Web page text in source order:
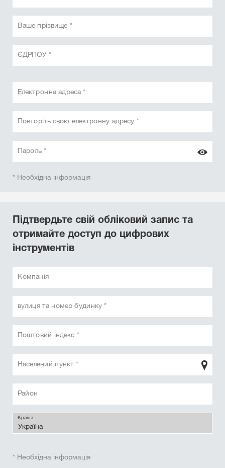
Ваше прізвище *
ЄДРПОУ *
Електронна адреса *
Повторіть свою електронну адресу *
Пароль *
* Необхідна інформація
Підтвердьте свій обліковий запис та
отримайте доступ до цифрових
інструментів
Компанія
вулиця та номер будинку *
Поштовий індекс *
Населений пункт *
Район
Країна
* Необхідна інформація